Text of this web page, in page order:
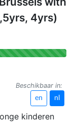
4yrs)
Beschikbaar in:
en nl
kinderen